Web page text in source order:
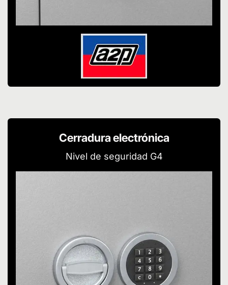
Cerradura electrónica
Nivel de seguridad G4